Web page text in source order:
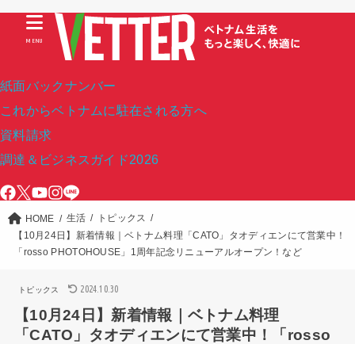
紙面バックナンバー
これからベトナムに駐在される方へ
資料請求
調達＆ビジネスガイド2026
MENU
HOME 生活
トピックス
【10月24日】新着情報｜ベトナム料理「CATO」タオディエンにて営業中！
「rosso PHOTOHOUSE」1周年記念リニューアルオープン！など
トピックス 2024.10.30
【10月24日】新着情報｜ベトナム料理
「CATO」タオディエンにて営業中！「rosso